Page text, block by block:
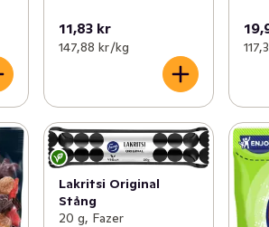
11,83 kr
147,88 kr /kg
Lakritsi Original
Stång
20 g, Fazer